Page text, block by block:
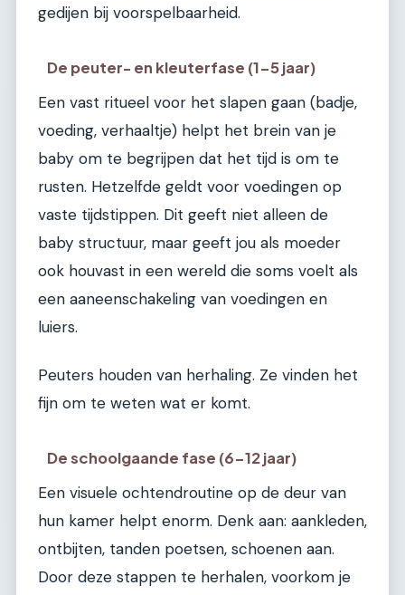
gedijen bij voorspelbaarheid.
De peuter- en kleuterfase (1-5 jaar)
Een vast ritueel voor het slapen gaan (badje,
voeding, verhaaltje) helpt het brein van je
baby om te begrijpen dat het tijd is om te
rusten. Hetzelfde geldt voor voedingen op
vaste tijdstippen. Dit geeft niet alleen de
baby structuur, maar geeft jou als moeder
ook houvast in een wereld die soms voelt als
een aaneenschakeling van voedingen en
luiers.
Peuters houden van herhaling. Ze vinden het
fijn om te weten wat er komt.
De schoolgaande fase (6-12 jaar)
Een visuele ochtendroutine op de deur van
hun kamer helpt enorm. Denk aan: aankleden,
ontbijten, tanden poetsen, schoenen aan.
Door deze stappen te herhalen, voorkom je